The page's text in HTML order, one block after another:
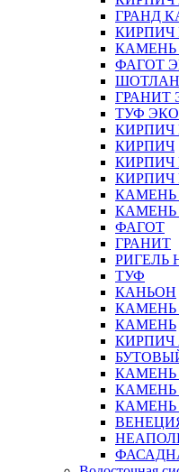
ГРАНД
КИРПИЧ
ФАГОТ
ГРАНИТ
ТУФ ЭКО
КИРПИЧ
КИРПИЧ
КИРПИЧ
КИРПИЧ
ФАГОТ
ГРАНИТ
РИГЕЛЬ
ТУФ
КАНЬОН
КАМЕНЬ
КИРПИЧ
КАМЕНЬ